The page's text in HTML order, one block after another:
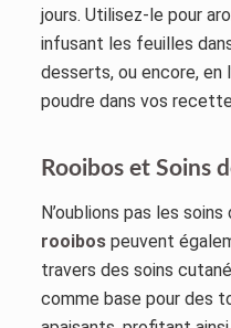
jours. Utilisez-le pour
infusant les feuilles
desserts, ou encore, en
poudre dans vos
Rooibos et Soins
N’oublions pas les soins
rooibospeuvent
travers des soins
comme base pour des